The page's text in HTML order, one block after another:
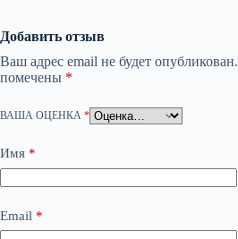
Добавить отзыв
Ваш адрес email не будет опубликован.
помечены *
ВАША ОЦЕНКА *
Имя *
Email *